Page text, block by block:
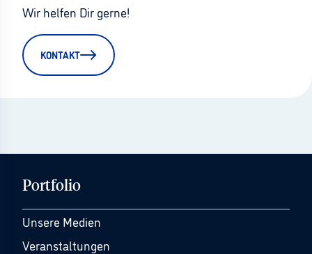
Wir helfen Dir gerne!
KONTAKT
Portfolio
Unsere Medien
Veranstaltungen